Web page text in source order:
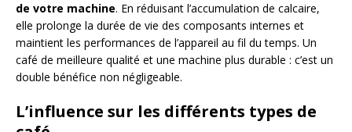
de votre machine. En réduisant l’accumulation de calcaire,
elle prolonge la durée de vie des composants internes et
maintient les performances de l’appareil au fil du temps. Un
café de meilleure qualité et une machine plus durable : c’est un
double bénéfice non négligeable.
L’influence sur les différents types de